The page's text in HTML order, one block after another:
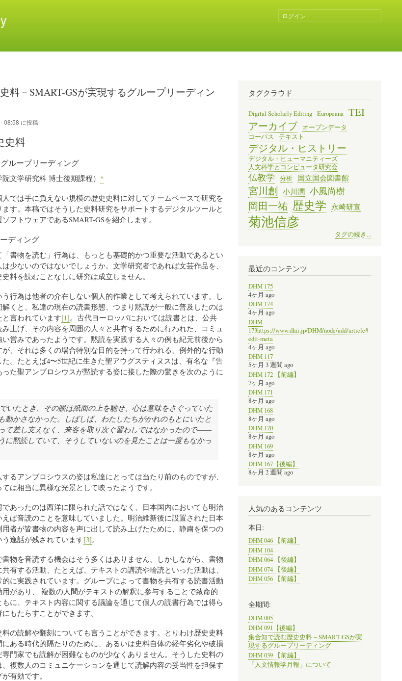
に
ユ
ー
ン
ト
メ
ニ
ュ
ー
ログイン
料－SMART-GSが実現するグループリーディン
08:58 に投稿
史料
ループリーディング
文学研究科 博士後期課程） *
では手に負えない規模の歴史史料に対してチームベースで研究を
す。本稿ではそうした史料研究をサポートするデジタルツールと
フトウェアであるSMART-GSを紹介します。
ディング
書物を読む」行為は、もっとも基礎的かつ重要な活動であるとい
少ないのではないでしょうか。文学研究者であれば文芸作品を、
料を読むことなしに研究は成立しません。
行為は他者の介在しない個人的作業として考えられています。し
くと、私達の現在の読書形態、つまり黙読が一般に普及したのは
言われています[1]。古代ヨーロッパにおいては読書とは、公共
上げ、その内容を周囲の人々と共有するために行われた、コミュ
営みであったようです。黙読を実践する人々の例も紀元前後から
、それは多くの場合特別な目的を持って行われる、例外的な行動
。たとえば4〜5世紀に生きた聖アウグスティヌスは、有名な『告
た聖アンブロシウスが黙読する姿に接した際の驚きを次のように
いたとき、その眼は紙面の上を馳せ、心は意味をさぐっていた
動かさなかった。しばしば、わたしたちがかれのもとにいたと
差し支えなく、来客を取り次ぐ習わしではなかったので――
に黙読していて、そうしていないのを見たことは一度もなかっ
るアンブロシウスの姿は私達にとっては当たり前のものですが、
は相当に異様な光景として映ったようです。
あったのは西洋に限られた話ではなく、日本国内においても明治
ば音読のことを意味していました。明治維新後に設置された日本
者が皆書物の内容を声に出して読み上げたために、静粛を保つの
逸話が残されています[3]。
物を音読する機会はそう多くはありません。しかしながら、書物
有する活動、たとえば、テキストの講読や輪読といった活動は、
に実践されています。グループによって書物を共有する読書活動
があり、 複数の人間がテキストの解釈に参与することで致命的
に、テキスト内容に関する議論を通じて個人の読書行為では得ら
もたらすことができます。
の読解や翻刻についても言うことができます。とりわけ歴史史料
ある時代的隔たりのために、あるいは史料自体の経年劣化や破損
門家でも読解が困難なものが少なくありません。そうした史料の
複数人のコミュニケーションを通じて読解内容の妥当性を担保す
有効です。
タグクラウド
Digital Scholarly Editing Europeana
TEI
アーカイブ
オープンデータ
コーパス
テキスト
デジタル・ヒストリー
デジタル・ヒューマニティーズ
人文科学とコンピュータ研究会
仏教学 分析 国立国会図書館
宮川創 小川潤 小風尚樹
岡田一祐 歴史学 永崎研宣
菊池信彦
タグの続き...
最近のコンテンツ
DHM 175
4ヶ月 ago
DHM 174
4ヶ月 ago
DHM
173https://www.dhii.jp/DHM/node/add/article#
edit-meta
4ヶ月 ago
DHM 117
5ヶ月 3 週間 ago
DHM 172 【前編】
7ヶ月 ago
DHM 171
8ヶ月 ago
DHM 168
8ヶ月 ago
DHM 170
8ヶ月 ago
DHM 169
8ヶ月 ago
DHM 167【後編】
8ヶ月 2 週間 ago
人気のあるコンテンツ
本日:
DHM 046 【前編】
DHM 104
DHM 064 【後編】
DHM 074 【後編】
DHM 056 【前編】
全期間:
DHM 005
DHM 091【後編】
集合知で読む歴史史料－SMART-GSが実
現するグループリーディング
DHM 039 【前編】
「人文情報学月報」について